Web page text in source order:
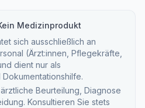
Medizinprodukt
sich ausschließlich an
(Ärzt:innen, Pflegekräfte,
dient nur als
Beurteilung, Diagnose
Konsultieren Sie stets